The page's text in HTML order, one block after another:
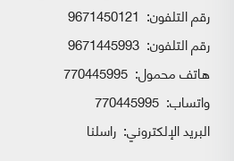
رقم التلفون: 9671450121
رقم التلفون: 9671445993
هاتف محمول: 770445995
واتساب:
البريد الإلكتروني: راسلنا